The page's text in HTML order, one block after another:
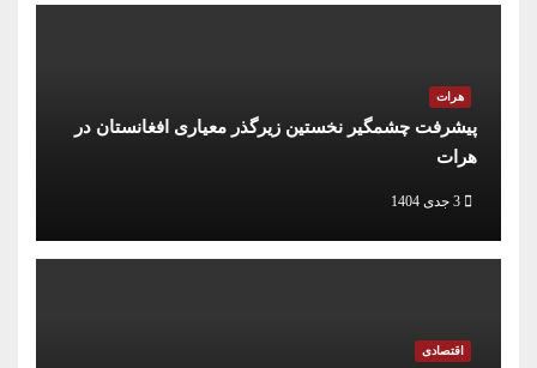
هرات
پیشرفت چشمگیر نخستین زیرگذر معیاری افغانستان در
هرات
3 جدی 1404
اقتصادی